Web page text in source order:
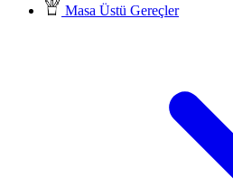
Masa Üstü Gereçler